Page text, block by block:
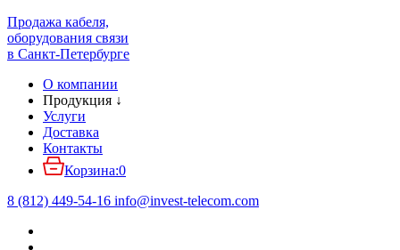
Продажа кабеля,
оборудования связи
в Санкт-Петербурге
О компании
Продукция ↓
Услуги
Доставка
Контакты
Корзина:0
8 (812) 449-54-16 info@invest-telecom.com